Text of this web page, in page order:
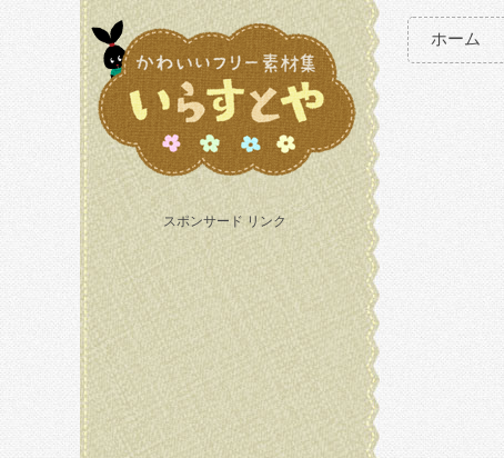
スポンサード リンク
ホーム